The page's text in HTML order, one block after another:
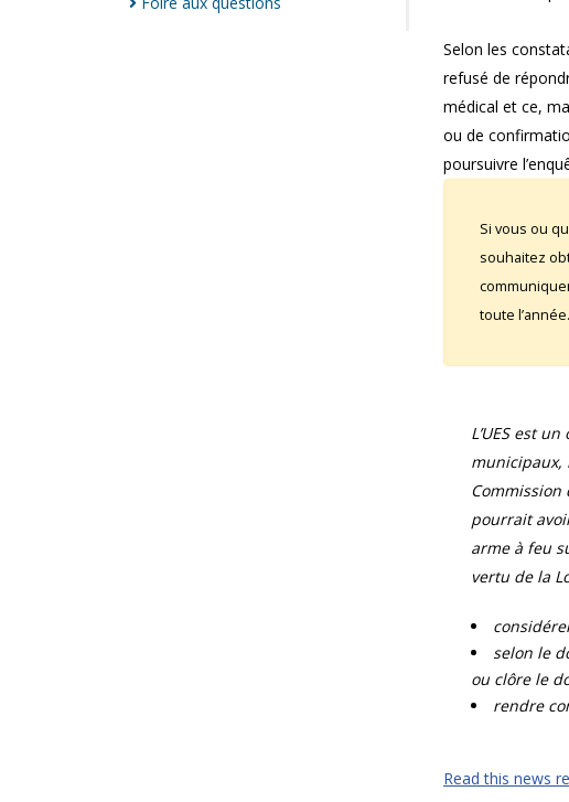
Selon les
refusé de
médical et ce,
ou de
poursuivre
Si vous ou
souhaitez
toute l’année.
L’UES est
municipaux,
Commission
pourrait
arme à feu
vertu de la
selon le
ou clôre le
rendre
Read this news